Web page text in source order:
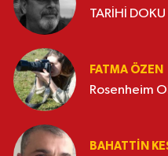
TARİHİ
FATMA ÖZEN
Rosenheim
BAHATTIN